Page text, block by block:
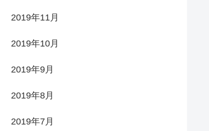
2019年11月
2019年10月
2019年9月
2019年8月
2019年7月